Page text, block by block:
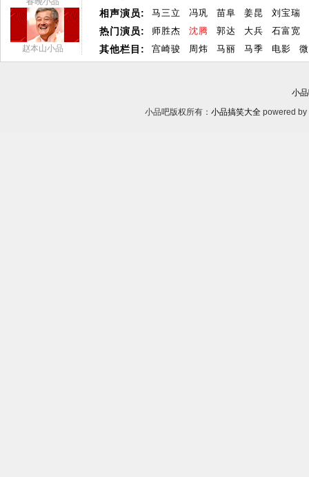
赵本山小品
相声演员:
热门演员:
其他栏目:
马三立 冯巩 苗阜 姜昆
刘宝瑞
师胜杰
沈腾 郭达 大兵
石富宽
宫崎骏
周炜 马丽 马季 电影
小
小品吧版权所有： 小品搞笑大全 powered by